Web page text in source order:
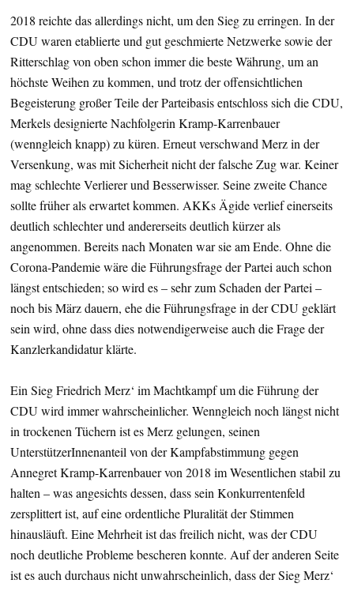
2018 reichte das allerdings nicht, um den Sieg zu erringen. In der
CDU waren etablierte und gut geschmierte Netzwerke sowie der
Ritterschlag von oben schon immer die beste Währung, um an
höchste Weihen zu kommen, und trotz der offensichtlichen
Begeisterung großer Teile der Parteibasis entschloss sich die CDU,
Merkels designierte Nachfolgerin Kramp-Karrenbauer
(wenngleich knapp) zu küren. Erneut verschwand Merz in der
Versenkung, was mit Sicherheit nicht der falsche Zug war. Keiner
mag schlechte Verlierer und Besserwisser. Seine zweite Chance
sollte früher als erwartet kommen. AKKs Ägide verlief einerseits
deutlich schlechter und andererseits deutlich kürzer als
angenommen. Bereits nach Monaten war sie am Ende. Ohne die
Corona-Pandemie wäre die Führungsfrage der Partei auch schon
längst entschieden; so wird es – sehr zum Schaden der Partei –
noch bis März dauern, ehe die Führungsfrage in der CDU geklärt
sein wird, ohne dass dies notwendigerweise auch die Frage der
Kanzlerkandidatur klärte.
Ein Sieg Friedrich Merz‘ im Machtkampf um die Führung der
CDU wird immer wahrscheinlicher. Wenngleich noch längst nicht
in trockenen Tüchern ist es Merz gelungen, seinen
UnterstützerInnenanteil von der Kampfabstimmung gegen
Annegret Kramp-Karrenbauer von 2018 im Wesentlichen stabil zu
halten – was angesichts dessen, dass sein Konkurrentenfeld
zersplittert ist, auf eine ordentliche Pluralität der Stimmen
hinausläuft. Eine Mehrheit ist das freilich nicht, was der CDU
noch deutliche Probleme bescheren konnte. Auf der anderen Seite
ist es auch durchaus nicht unwahrscheinlich, dass der Sieg Merz‘